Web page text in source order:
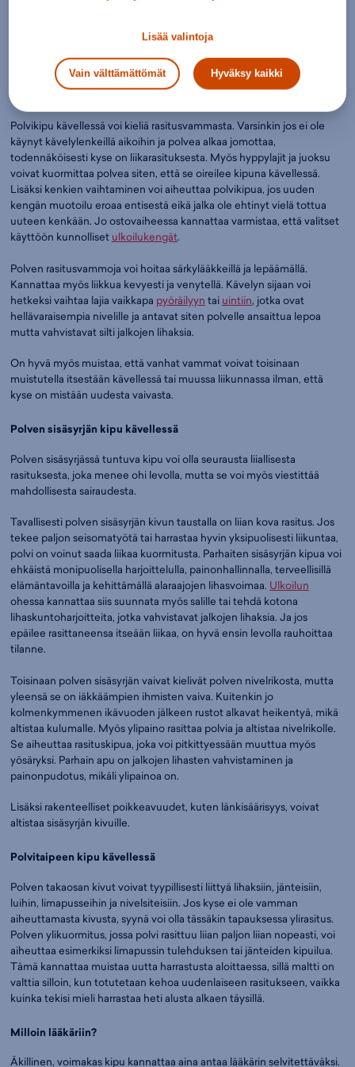
Polvi on monimutkainen nivel, jonka onnistunut tutkiminen ja
hoitaminen vaatii ammattilaiseltakin laajaa kokemusta ja tietotaitoa.
Polvikipu kävellessä voi kieliä rasitusvammasta. Varsinkin jos ei ole
käynyt kävelylenkeillä aikoihin ja polvea alkaa jomottaa,
todennäköisesti kyse on liikarasituksesta. Myös hyppylajit ja juoksu
voivat kuormittaa polvea siten, että se oireilee kipuna kävellessä.
Lisäksi kenkien vaihtaminen voi aiheuttaa polvikipua, jos uuden
kengän muotoilu eroaa entisestä eikä jalka ole ehtinyt vielä tottua
uuteen kenkään. Jo ostovaiheessa kannattaa varmistaa, että valitset
käyttöön kunnolliset ulkoilukengät.
Polven rasitusvammoja voi hoitaa särkylääkkeillä ja lepäämällä.
Kannattaa myös liikkua kevyesti ja venytellä. Kävelyn sijaan voi
hetkeksi vaihtaa lajia vaikkapa pyöräilyyn tai uintiin, jotka ovat
hellävaraisempia nivelille ja antavat siten polvelle ansaittua lepoa
mutta vahvistavat silti jalkojen lihaksia.
On hyvä myös muistaa, että vanhat vammat voivat toisinaan
muistutella itsestään kävellessä tai muussa liikunnassa ilman, että
kyse on mistään uudesta vaivasta.
Polven sisäsyrjän kipu kävellessä
Polven sisäsyrjässä tuntuva kipu voi olla seurausta liiallisesta
rasituksesta, joka menee ohi levolla, mutta se voi myös viestittää
mahdollisesta sairaudesta.
Tavallisesti polven sisäsyrjän kivun taustalla on liian kova rasitus. Jos
tekee paljon seisomatyötä tai harrastaa hyvin yksipuolisesti liikuntaa,
polvi on voinut saada liikaa kuormitusta. Parhaiten sisäsyrjän kipua voi
ehkäistä monipuolisella harjoittelulla, painonhallinnalla, terveellisillä
elämäntavoilla ja kehittämällä alaraajojen lihasvoimaa. Ulkoilun
ohessa kannattaa siis suunnata myös salille tai tehdä kotona
lihaskuntoharjoitteita, jotka vahvistavat jalkojen lihaksia. Ja jos
epäilee rasittaneensa itseään liikaa, on hyvä ensin levolla rauhoittaa
tilanne.
Toisinaan polven sisäsyrjän vaivat kielivät polven nivelrikosta, mutta
yleensä se on iäkkäämpien ihmisten vaiva. Kuitenkin jo
kolmenkymmenen ikävuoden jälkeen rustot alkavat heikentyä, mikä
altistaa kulumalle. Myös ylipaino rasittaa polvia ja altistaa nivelrikolle.
Se aiheuttaa rasituskipua, joka voi pitkittyessään muuttua myös
yösäryksi. Parhain apu on jalkojen lihasten vahvistaminen ja
painonpudotus, mikäli ylipainoa on.
Lisäksi rakenteelliset poikkeavuudet, kuten länkisäärisyys, voivat
altistaa sisäsyrjän kivuille.
Polvitaipeen kipu kävellessä
Polven takaosan kivut voivat tyypillisesti liittyä lihaksiin, jänteisiin,
luihin, limapusseihin ja nivelsiteisiin. Jos kyse ei ole vamman
aiheuttamasta kivusta, syynä voi olla tässäkin tapauksessa ylirasitus.
Polven ylikuormitus, jossa polvi rasittuu liian paljon liian nopeasti, voi
aiheuttaa esimerkiksi limapussin tulehduksen tai jänteiden kipuilua.
Tämä kannattaa muistaa uutta harrastusta aloittaessa, sillä maltti on
valttia silloin, kun totutetaan kehoa uudenlaiseen rasitukseen, vaikka
kuinka tekisi mieli harrastaa heti alusta alkaen täysillä.
Milloin lääkäriin?
Äkillinen, voimakas kipu kannattaa aina antaa lääkärin selvitettäväksi.
Lisää valintoja
Vain välttämättömät Hyväksy kaikki